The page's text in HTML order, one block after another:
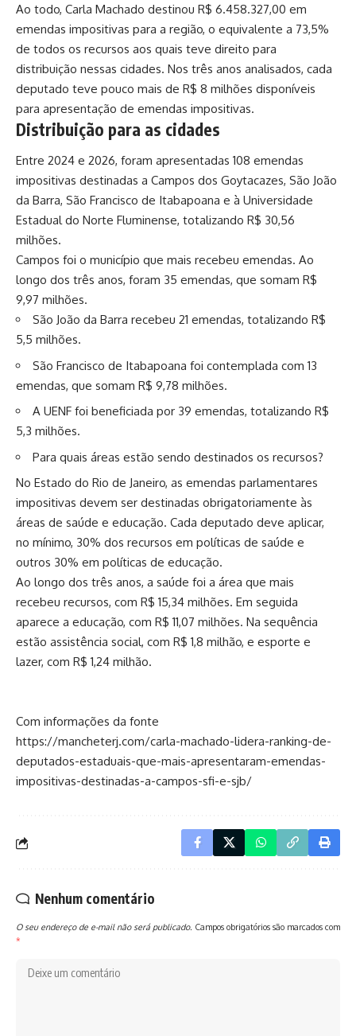
Ao todo, Carla Machado destinou R$ 6.458.327,00 em
emendas impositivas para a região, o equivalente a 73,5%
de todos os recursos aos quais teve direito para
distribuição nessas cidades. Nos três anos analisados, cada
deputado teve pouco mais de R$ 8 milhões disponíveis
para apresentação de emendas impositivas.
Distribuição para as cidades
Entre 2024 e 2026, foram apresentadas 108 emendas
impositivas destinadas a Campos dos Goytacazes, São João
da Barra, São Francisco de Itabapoana e à Universidade
Estadual do Norte Fluminense, totalizando R$ 30,56
milhões.
Campos foi o município que mais recebeu emendas. Ao
longo dos três anos, foram 35 emendas, que somam R$
9,97 milhões.
São João da Barra recebeu 21 emendas, totalizando R$
5,5 milhões.
São Francisco de Itabapoana foi contemplada com 13
emendas, que somam R$ 9,78 milhões.
A UENF foi beneficiada por 39 emendas, totalizando R$
5,3 milhões.
Para quais áreas estão sendo destinados os recursos?
No Estado do Rio de Janeiro, as emendas parlamentares
impositivas devem ser destinadas obrigatoriamente às
áreas de saúde e educação. Cada deputado deve aplicar,
no mínimo, 30% dos recursos em políticas de saúde e
outros 30% em políticas de educação.
Ao longo dos três anos, a saúde foi a área que mais
recebeu recursos, com R$ 15,34 milhões. Em seguida
aparece a educação, com R$ 11,07 milhões. Na sequência
estão assistência social, com R$ 1,8 milhão, e esporte e
lazer, com R$ 1,24 milhão.
Com informações da fonte
https://mancheterj.com/carla-machado-lidera-ranking-de-
deputados-estaduais-que-mais-apresentaram-emendas-
impositivas-destinadas-a-campos-sfi-e-sjb/
Nenhum comentário
O seu endereço de e-mail não será publicado. Campos obrigatórios são marcados com
*